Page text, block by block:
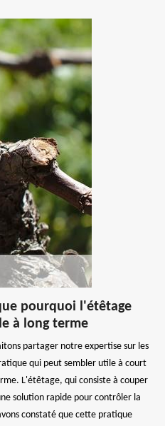
pourquoi l'étêtage
à long terme
partager notre expertise sur les
qui peut sembler utile à court
L'étêtage, qui consiste à couper
solution rapide pour contrôler la
constaté que cette pratique